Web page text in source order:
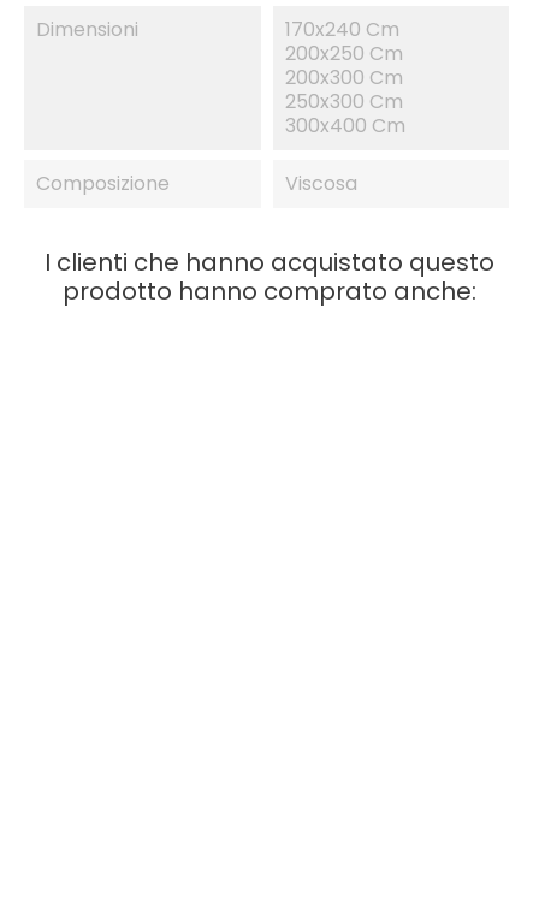
Dimensioni
170x240 Cm
200x250 Cm
200x300 Cm
250x300 Cm
300x400 Cm
Composizione Viscosa
I clienti che hanno acquistato questo
prodotto hanno comprato anche: